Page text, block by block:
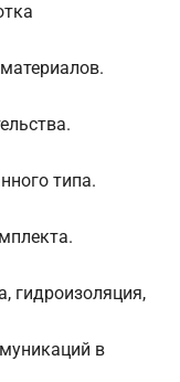
типа.
гидроизоляция,
в